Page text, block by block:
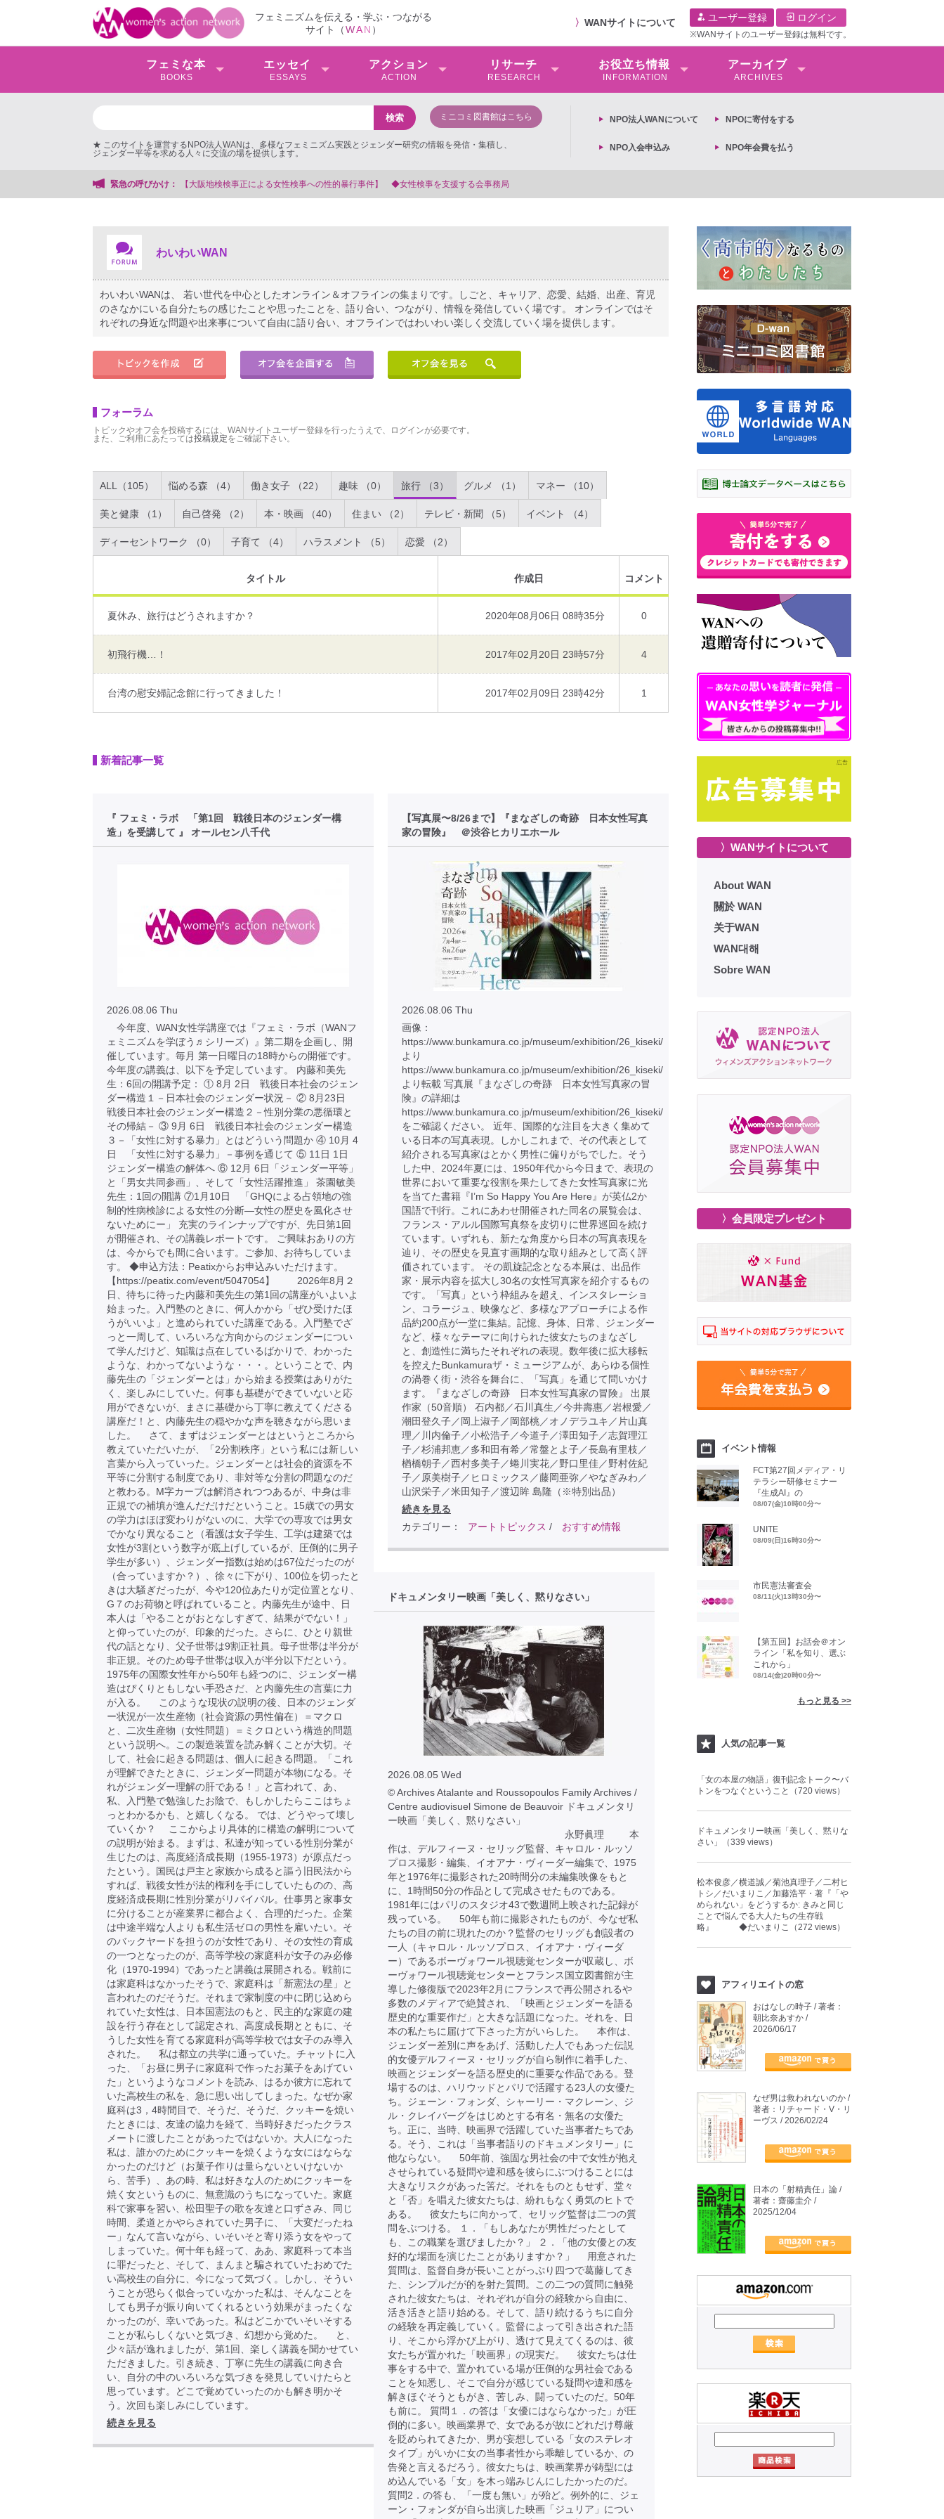
フェミニズムを伝える・学ぶ・つながる
サイト（WAN ）
〉 WANサイトについて ユーザー登録 ログイン
※WANサイトのユーザー登録は無料です。
フェミな本
BOOKS
エッセイ
ESSAYS
アクション
ACTION
リサーチ
RESEARCH
お役⽴ち情報
INFORMATION
アーカイブ
ARCHIVES
ミニコミ図書館はこちら
★ このサイトを運営するNPO法人WANは、多様なフェミニズム実践とジェンダー研究の情報を発信・集積し、
ジェンダー平等を求める人々に交流の場を提供します。
NPO法⼈WANについて NPOに寄付をする
NPO入会申込み NPO年会費を払う
緊急の呼びかけ： 【抗議文】2026年3月13日第6次男女共同参画基本計画の閣議決定への抗議文 ◆女性差別撤廃条約実現アクション 亀永能布子
わいわいWAN
わいわいWANは、 若い世代を中心としたオンライン＆オフラインの集まりです。しごと、キャリア、恋愛、結婚、出産、育児
のさなかにいる自分たちの感じたことや思ったことを、語り合い、つながり、情報を発信していく場です。 オンラインではそ
れぞれの身近な問題や出来事について自由に語り合い、オフラインではわいわい楽しく交流していく場を提供します。
フォーラム
トピックやオフ会を投稿するには、WANサイトユーザー登録を行ったうえで、ログインが必要です。
また、ご利用にあたっては投稿規定をご確認下さい。
ALL（105） 悩める森 （4） 働き女子 （22） 趣味 （0） 旅行 （3） グルメ （1） マネー （10）
美と健康 （1） 自己啓発 （2） 本・映画 （40） 住まい （2） テレビ・新聞 （5） イベント （4）
ディーセントワーク （0） 子育て （4） ハラスメント （5） 恋愛 （2）
タイトル 作成日 コメント
夏休み、旅行はどうされますか？ 2020年08月06日 08時35分 0
初飛行機…！ 2017年02月20日 23時57分 4
台湾の慰安婦記念館に行ってきました！ 2017年02月09日 23時42分 1
新着記事一覧
『 フェミ・ラボ 「第1回 戦後日本のジェンダー構
造」を受講して 』 オールセン八千代
2026.08.06 Thu
今年度、WAN女性学講座では『フェミ・ラボ（WANフ
ェミニズムを学ぼう♬シリーズ）』第二期を企画し、開
催しています。毎月 第一日曜日の18時からの開催です。
今年度の講義は、以下を予定しています。 内藤和美先
生：6回の開講予定： ① 8月 2日 戦後日本社会のジェン
ダー構造１－日本社会のジェンダー状況－ ② 8月23日
戦後日本社会のジェンダー構造２－性別分業の悪循環と
その帰結－ ③ 9月 6日 戦後日本社会のジェンダー構造
３－「女性に対する暴力」とはどういう問題か ④ 10月 4
日 「女性に対する暴力」－事例を通じて ⑤ 11日 1日
ジェンダー構造の解体へ ⑥ 12月 6日「ジェンダー平等」
と「男女共同参画」、そして「女性活躍推進」 茶園敏美
先生：1回の開講 ⑦1月10日 「GHQによる占領地の強
制的性病検診による女性の分断―女性の歴史を風化させ
ないためにー」 充実のラインナップですが、先日第1回
が開催され、その講義レポートです。 ご興味おありの方
は、今からでも間に合います。ご参加、お待ちしていま
す。 ◆申込方法：Peatixからお申込みいただけます。
【https://peatix.com/event/5047054】 2026年8月２
日、待ちに待った内藤和美先生の第1回の講座がいよいよ
始まった。入門塾のときに、何人かから「ぜひ受けたほ
うがいいよ」と進められていた講座である。入門塾でざ
っと一周して、いろいろな方向からのジェンダーについ
て学んだけど、知識は点在しているばかりで、わかった
ような、わかってないような・・・。ということで、内
藤先生の「ジェンダーとは」から始まる授業はありがた
く、楽しみにしていた。何事も基礎ができていないと応
用ができないが、まさに基礎から丁寧に教えてくださる
講座だ！と、内藤先生の穏やかな声を聴きながら思いま
した。 さて、まずはジェンダーとはというところから
教えていただいたが、「2分割秩序」という私には新しい
言葉から入っていった。ジェンダーとは社会的資源を不
平等に分割する制度であり、非対等な分割の問題なのだ
と教わる。M字カーブは解消されつつあるが、中身は非
正規での補填が進んだだけだということ。15歳での男女
の学力はほぼ変わりがないのに、大学での専攻では男女
でかなり異なること（看護は女子学生、工学は建築では
女性が3割という数字が底上げしているが、圧倒的に男子
学生が多い）、ジェンダー指数は始めは67位だったのが
（合っていますか？）、徐々に下がり、100位を切ったと
きは大騒ぎだったが、今や120位あたりが定位置となり、
G７のお荷物と呼ばれていること。内藤先生が途中、日
本人は「やることがおとなしすぎて、結果がでない！」
と仰っていたのが、印象的だった。さらに、ひとり親世
代の話となり、父子世帯は9割正社員。母子世帯は半分が
非正規。そのため母子世帯は収入が半分以下だという。
1975年の国際女性年から50年も経つのに、ジェンダー構
造はぴくりともしない手恐さだ、と内藤先生の言葉に力
が入る。 このような現状の説明の後、日本のジェンダ
ー状況が一次生産物（社会資源の男性偏在）＝マクロ
と、二次生産物（女性問題）＝ミクロという構造的問題
という説明へ。この製造装置を読み解くことが大切。そ
して、社会に起きる問題は、個人に起きる問題。「これ
が理解できたときに、ジェンダー問題が本物になる。そ
れがジェンダー理解の肝である！」と言われて、あ、
私、入門塾で勉強したお陰で、もしかしたらここはちょ
っとわかるかも、と嬉しくなる。 では、どうやって壊し
ていくか？ ここからより具体的に構造の解明について
の説明が始まる。まずは、私達が知っている性別分業が
生じたのは、高度経済成長期（1955-1973）が原点だっ
たという。国民は戸主と家族から成ると謳う旧民法から
すれば、戦後女性が法的権利を手にしていたものの、高
度経済成長期に性別分業がリバイバル。仕事男と家事女
に分けることが産業界に都合よく、合理的だった。企業
は中途半端な人よりも私生活ゼロの男性を雇いたい。そ
のバックヤードを担うのが女性であり、その女性の育成
の一つとなったのが、高等学校の家庭科が女子のみ必修
化（1970-1994）であったと講義は展開される。戦前に
は家庭科はなかったそうで、家庭科は「新憲法の星」と
言われたのだそうだ。それまで家制度の中に閉じ込めら
れていた女性は、日本国憲法のもと、民主的な家庭の建
設を行う存在として認定され、高度成長期とともに、そ
うした女性を育てる家庭科が高等学校では女子のみ導入
された。 私は都立の共学に通っていた。チャットに入
った、「お昼に男子に家庭科で作ったお菓子をあげてい
た」というようなコメントを読み、はるか彼方に忘れて
いた高校生の私を、急に思い出してしまった。なぜか家
庭科は3，4時間目で、そうだ、そうだ、クッキーを焼い
たときには、友達の協力を経て、当時好きだったクラス
メートに渡したことがあったではないか。大人になった
私は、誰かのためにクッキーを焼くような女にはならな
かったのだけど（お菓子作りは量らないといけないか
ら、苦手）、あの時、私は好きな人のためにクッキーを
焼く女というものに、無意識のうちになっていた。家庭
科で家事を習い、松田聖子の歌を友達と口ずさみ、同じ
時間、柔道とかやらされていた男子に、「大変だったね
ー」なんて言いながら、いそいそと寄り添う女をやって
しまっていた。何十年も経って、ああ、家庭科って本当
に罪だったと、そして、まんまと騙されていたおめでた
い高校生の自分に、今になって気づく。しかし、そうい
うことが恐らく似合っていなかった私は、そんなことを
しても男子が振り向いてくれるという効果がまったくな
かったのが、幸いであった。私はどこかでいそいそする
ことが私らしくないと気づき、幻想から覚めた。 と、
少々話が逸れましたが、第1回、楽しく講義を聞かせてい
ただきました。引き続き、丁寧に先生の講義に向き合
い、自分の中のいろいろな気づきを発見していけたらと
思っています。どこで覚めていったのかも解き明かそ
う。次回も楽しみにしています。
続きを見る
【写真展〜8/26まで】『まなざしの奇跡 日本女性写真
家の冒険』 ＠渋谷ヒカリエホール
2026.08.06 Thu
画像：
https://www.bunkamura.co.jp/museum/exhibition/26_kiseki/
より
https://www.bunkamura.co.jp/museum/exhibition/26_kiseki/
より転載 写真展『まなざしの奇跡 日本女性写真家の冒
険』の詳細は
https://www.bunkamura.co.jp/museum/exhibition/26_kiseki/
をご確認ください。 近年、国際的な注目を大きく集めて
いる日本の写真表現。しかしこれまで、その代表として
紹介される写真家はとかく男性に偏りがちでした。そう
した中、2024年夏には、1950年代から今日まで、表現の
世界において重要な役割を果たしてきた女性写真家に光
を当てた書籍『I’m So Happy You Are Here』が英仏2か
国語で刊行。これにあわせ開催された同名の展覧会は、
フランス・アルル国際写真祭を皮切りに世界巡回を続け
ています。いずれも、新たな角度から日本の写真表現を
辿り、その歴史を見直す画期的な取り組みとして高く評
価されています。 その凱旋記念となる本展は、出品作
家・展示内容を拡大し30名の女性写真家を紹介するもの
です。「写真」という枠組みを超え、インスタレーショ
ン、コラージュ、映像など、多様なアプローチによる作
品約200点が一堂に集結。記憶、身体、日常、ジェンダー
など、様々なテーマに向けられた彼女たちのまなざし
と、創造性に満ちたそれぞれの表現。数年後に拡大移転
を控えたBunkamuraザ・ミュージアムが、あらゆる個性
の渦巻く街・渋谷を舞台に、「写真」を通じて問いかけ
ます。『まなざしの奇跡 日本女性写真家の冒険』 出展
作家（50音順） 石内都／石川真生／今井壽惠／岩根愛／
潮田登久子／岡上淑子／岡部桃／オノデラユキ／片山真
理／川内倫子／小松浩子／今道子／澤田知子／志賀理江
子／杉浦邦恵／多和田有希／常盤とよ子／長島有里枝／
楢橋朝子／西村多美子／蜷川実花／野口里佳／野村佐紀
子／原美樹子／ヒロミックス／藤岡亜弥／やなぎみわ／
山沢栄子／米田知子／渡辺眸 島隆（※特別出品）
続きを見る
カテゴリー：
アートトピックス / おすすめ情報
ドキュメンタリー映画「美しく、黙りなさい」
2026.08.05 Wed
© Archives Atalante and Roussopoulos Family Archives /
Centre audiovisuel Simone de Beauvoir ドキュメンタリ
ー映画「美しく、黙りなさい」
永野眞理 本
作は、デルフィーヌ・セリッグ監督、キャロル・ルッソ
プロス撮影・編集、イオアナ・ヴィーダー編集で、1975
年と1976年に撮影された20時間分の未編集映像をもと
に、1時間50分の作品として完成させたものである。
1981年にはパリのスタジオ43で数週間上映された記録が
残っている。 50年も前に撮影されたものが、今なぜ私
たちの目の前に現れたのか？監督のセリッグも創設者の
一人（キャロル・ルッソプロス、イオアナ・ヴィーダ
ー）であるボーヴォワール視聴覚センターが収蔵し、ボ
ーヴォワール視聴覚センターとフランス国立図書館が主
導した修復版で2023年2月にフランスで再公開されるや
多数のメディアで絶賛され、「映画とジェンダーを語る
歴史的な重要作だ」と大きな話題になった。それを、日
本の私たちに届けて下さった方がいらした。 本作は、
ジェンダー差別に声をあげ、活動した人でもあった伝説
的女優デルフィーヌ・セリッグが自ら制作に着手した、
映画とジェンダーを語る歴史的に重要な作品である。登
場するのは、ハリウッドとパリで活躍する23人の女優た
ち。ジェーン・フォンダ、シャーリー・マクレーン、ジ
ル・クレイバーグをはじめとする有名・無名の女優た
ち。正に、当時、映画界で活躍していた当事者たちであ
る。そう、これは「当事者語りのドキュメンタリー」に
他ならない。 50年前、強固な男社会の中で女性が抱え
させられている疑問や違和感を彼らにぶつけることには
大きなリスクがあった筈だ。それをものともせず、堂々
と「否」を唱えた彼女たちは、紛れもなく勇気のヒトで
ある。 彼女たちに向かって、セリッグ監督は二つの質
問をぶつける。 １．「もしあなたが男性だったとして
も、この職業を選びましたか？」 ２．「他の女優との友
好的な場面を演じたことがありますか？」 用意された
質問は、監督自身が長いことがっぷり四つで葛藤してき
た、シンプルだが的を射た質問。この二つの質問に触発
された彼女たちは、それぞれが自分の経験から自由に、
活き活きと語り始める。そして、語り続けるうちに自分
の経験を再定義していく。監督によって引き出された語
り、そこから浮かび上がり、透けて見えてくるのは、彼
女たちが置かれた「映画界」の現実だ。 彼女たちは仕
事をする中で、置かれている場が圧倒的な男社会である
ことを知悉し、そこで自分が感じている疑問や違和感を
解きほぐそうともがき、苦しみ、闘っていたのだ。50年
も前に。 質問１．の答は「女優にはならなかった」が圧
倒的に多い。映画業界で、女であるが故にどれだけ尊厳
を貶められてきたか、男が妄想している「女のステレオ
タイプ」がいかに女の当事者性から乖離しているか、の
告発と言えるだろう。彼女たちは、映画業界が鋳型には
め込んでいる「女」を木っ端みじんにしたかったのだ。
質問2．の答も、「一度も無い」が殆ど。例外的に、ジェ
ーン・フォンダが自ら出演した映画「ジュリア」につい
〉WANサイトについて
About WAN
關於 WAN
关于WAN
WAN대해
Sobre WAN
〉会員限定プレゼント
イベント情報
FCT第27回メディア・リ
テラシー研修セミナー
『生成AI』の
08/07(金)10時00分〜
UNITE
08/09(日)16時30分〜
市民憲法審査会
08/11(火)13時30分〜
【第五回】お話会＠オン
ライン「私を知り、選ぶ
これから」
08/14(金)20時00分〜
もっと見る >>
人気の記事一覧
「女の本屋の物語」復刊記念トーク〜バ
トンをつなぐということ（720 views）
ドキュメンタリー映画「美しく、黙りな
さい」（339 views）
松本俊彦／横道誠／菊池真理子／二村ヒ
トシ／だいまりこ／加藤浩平・著『「や
められない」をどうするか: きみと同じ
ことで悩んでる大人たちの生存戦
略』 ◆だいまりこ（272 views）
アフィリエイトの窓
おはなしの時子 / 著者：
朝比奈あすか /
2026/06/17
なぜ男は救われないのか /
著者：リチャード・V・リ
ーヴス / 2026/02/24
日本の「射精責任」論 /
著者：齋藤圭介 /
2025/12/04